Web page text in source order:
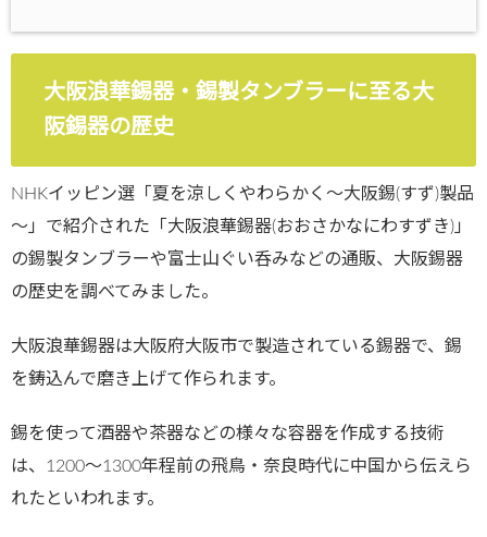
大阪浪華錫器・錫製タンブラーに至る大
阪錫器の歴史
NHKイッピン選「夏を涼しくやわらかく～大阪錫(すず)製品
～」で紹介された「大阪浪華錫器(おおさかなにわすずき)」
の錫製タンブラーや富士山ぐい呑みなどの通販、大阪錫器
の歴史を調べてみました。
大阪浪華錫器は大阪府大阪市で製造されている錫器で、錫
を鋳込んで磨き上げて作られます。
錫を使って酒器や茶器などの様々な容器を作成する技術
は、1200～1300年程前の飛鳥・奈良時代に中国から伝えら
れたといわれます。